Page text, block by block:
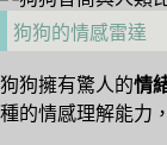
狗狗的情感雷達
狗狗擁有驚人的情
種的情感理解能力